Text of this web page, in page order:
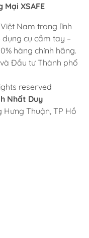
XSAFE
Nam trong lĩnh
cụ cầm tay –
hàng chính hãng.
Đầu tư Thành phố
reserved
Nhất Duy
Hưng Thuận, TP Hồ